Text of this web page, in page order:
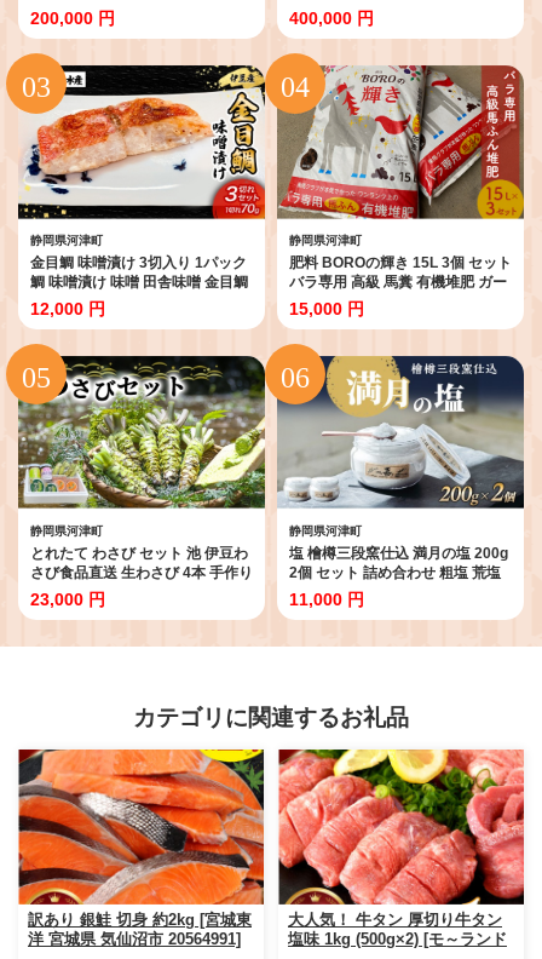
券 温泉宿 高級宿
200,000 円 泉宿 旅館 ホテル
400,000 円
静岡県河津町
金目鯛 味噌漬け 3切入り 1パック
鯛 味噌漬け 味噌 田舎味噌 金目鯛
魚 魚介 おかず 真空パック 冷凍 静
岡県 河津町
12,000 円
静岡県河津町
肥料 BOROの輝き 15L 3個 セット
バラ専用 高級 馬糞 有機堆肥 ガー
デニング 土壌改良
15,000 円
静岡県河津町
とれたて わさび セット 池 伊豆わ
さび食品直送 生わさび 4本 手作り
わさび漬け 天城の春 三杯酢漬け
わさびみそ むらさき漬 醤油漬け
味 詰め合わせ 静岡 調味料
23,000 円
静岡県河津町
塩 檜樽三段窯仕込 満月の塩 200g
2個 セット 詰め合わせ 粗塩 荒塩
あらじお あら塩 あらしお 調味料
2個セット 静岡 静岡県 河津 河津
11,000 円
カテゴリに関連するお礼品
訳あり 銀鮭 切身 約2kg [宮城東
洋 宮城県 気仙沼市 20564991]
大人気！ 牛タン 厚切り牛タン
塩味 1kg (500g×2) [モ～ランド